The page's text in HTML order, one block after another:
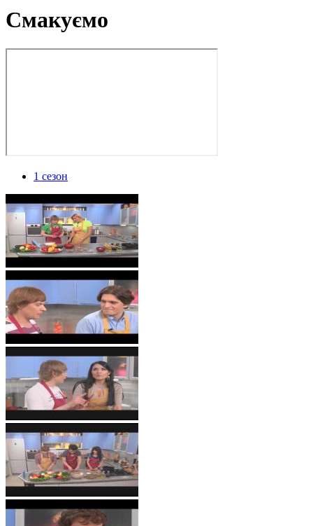
Смакуємо
1 сезон